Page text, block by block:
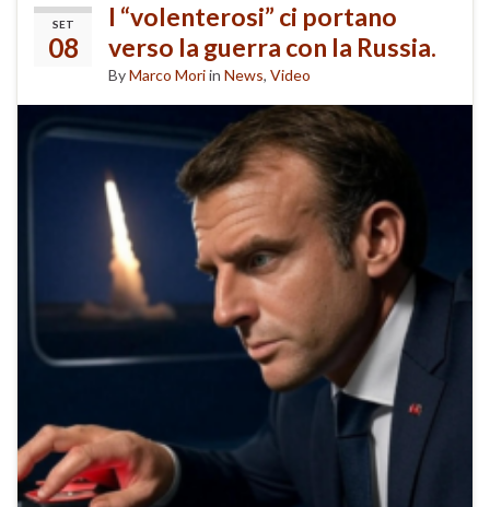
SET
08
I “volenterosi” ci portano
verso la guerra con la Russia.
ByMarco Moriin News, Video